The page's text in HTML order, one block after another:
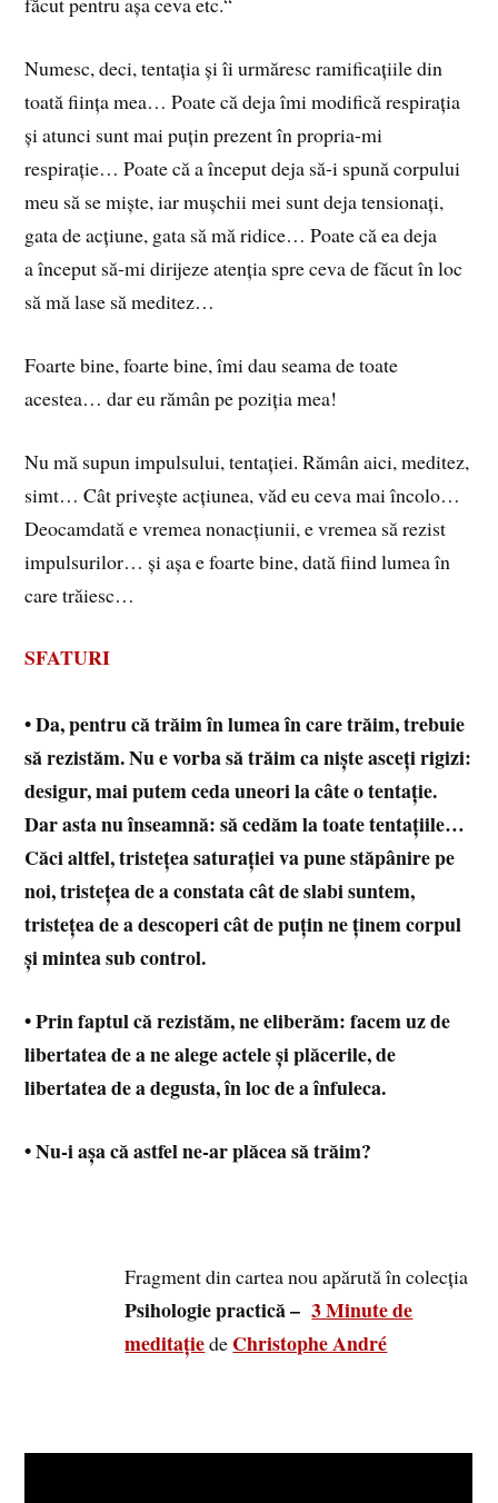
Numesc, deci, tentația și îi urmăresc ramificațiile din
toată ființa mea… Poate că deja îmi modifică respirația
și atunci sunt mai puțin prezent în propria-mi
respirație… Poate că a început deja să-i spună corpului
meu să se miște, iar mușchii mei sunt deja tensionați,
gata de acțiune, gata să mă ridice… Poate că ea deja
a început să-mi dirijeze atenția spre ceva de făcut în loc
să mă lase să meditez…
Foarte bine, foarte bine, îmi dau seama de toate
acestea… dar eu rămân pe poziția mea!
Nu mă supun impulsului, tentației. Rămân aici, meditez,
simt… Cât privește acțiunea, văd eu ceva mai încolo…
Deocamdată e vremea nonacțiunii, e vremea să rezist
impulsurilor… și așa e foarte bine, dată fiind lumea în
care trăiesc…
SFATURI
• Da, pentru că trăim în lumea în care trăim, trebuie
să rezistăm. Nu e vorba să trăim ca niște asceți rigizi:
desigur, mai putem ceda uneori la câte o tentație.
Dar asta nu înseamnă: să cedăm la toate tentațiile…
Căci altfel, tristețea saturației va pune stăpânire pe
noi, tristețea de a constata cât de slabi suntem,
tristețea de a descoperi cât de puțin ne ținem corpul
și mintea sub control.
• Prin faptul că rezistăm, ne eliberăm: facem uz de
libertatea de a ne alege actele și plăcerile, de
libertatea de a degusta, în loc de a înfuleca.
• Nu-i așa că astfel ne-ar plăcea să trăim?
Fragment din cartea nou apărută în colecția
Psihologie practică – 3 Minute de
meditațiede Christophe André